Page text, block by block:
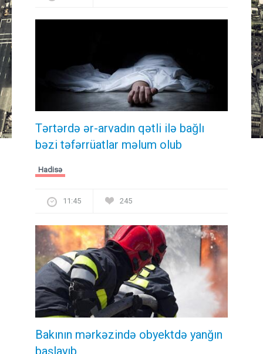
Tərtərdə ər-arvadın qətli ilə bağlı
bəzi təfərrüatlar məlum olub
Hadisə
11:45 245
Bakının mərkəzində obyektdə yanğın
başlayıb